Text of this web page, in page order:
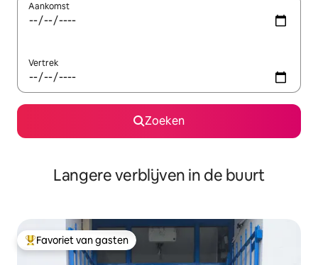
Aankomst
Vertrek
Zoeken
Langere verblijven in de buurt
Topfavoriet van gasten
Favoriet van gasten